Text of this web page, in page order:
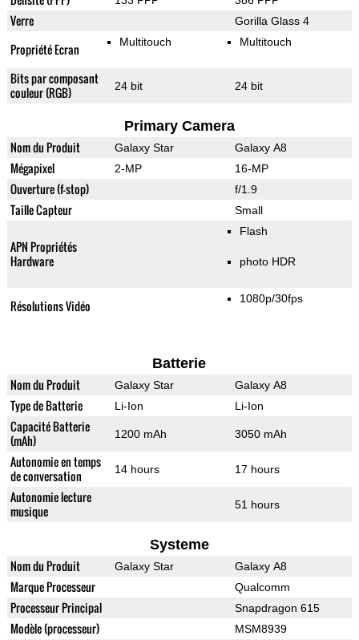
Verre Gorilla Glass 4
Propriété Ecran Multitouch Multitouch
Bits par composant
couleur (RGB)
24 bit 24 bit
Primary Camera
Nom du Produit Galaxy Star Galaxy A8
Mégapixel 2-MP 16-MP
Ouverture (f-stop) f/1.9
Taille Capteur Small
APN Propriétés
Hardware
Flash
photo HDR
Résolutions Vidéo 1080p/30fps
Batterie
Nom du Produit Galaxy Star Galaxy A8
Type de Batterie Li-Ion Li-Ion
Capacité Batterie
(mAh)
1200 mAh 3050 mAh
Autonomie en temps
de conversation
14 hours 17 hours
Autonomie lecture
musique
51 hours
Systeme
Nom du Produit Galaxy Star Galaxy A8
Marque Processeur Qualcomm
Processeur Principal Snapdragon 615
Modèle (processeur) MSM8939